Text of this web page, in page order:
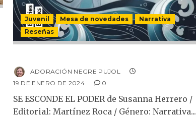
Juvenil Mesa de novedades
Narrativa
Reseñas
ADORACIÓN NEGRE PUJOL
19 DE ENERO DE 2024
0
SE ESCONDE EL PODER de Susanna Herrero /
Editorial: Martínez Roca / Género: Narrativa...